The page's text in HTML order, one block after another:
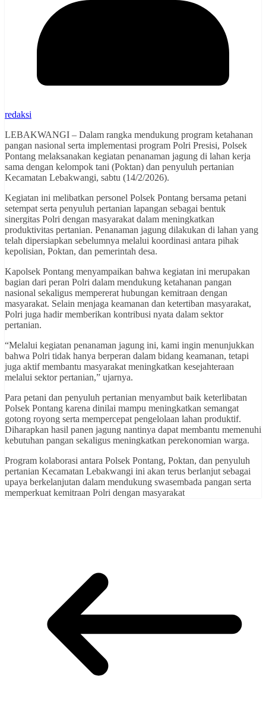
redaksi
LEBAKWANGI – Dalam rangka mendukung program ketahanan
pangan nasional serta implementasi program Polri Presisi, Polsek
Pontang melaksanakan kegiatan penanaman jagung di lahan kerja
sama dengan kelompok tani (Poktan) dan penyuluh pertanian
Kecamatan Lebakwangi, sabtu (14/2/2026).
Kegiatan ini melibatkan personel Polsek Pontang bersama petani
setempat serta penyuluh pertanian lapangan sebagai bentuk
sinergitas Polri dengan masyarakat dalam meningkatkan
produktivitas pertanian. Penanaman jagung dilakukan di lahan yang
telah dipersiapkan sebelumnya melalui koordinasi antara pihak
kepolisian, Poktan, dan pemerintah desa.
Kapolsek Pontang menyampaikan bahwa kegiatan ini merupakan
bagian dari peran Polri dalam mendukung ketahanan pangan
nasional sekaligus mempererat hubungan kemitraan dengan
masyarakat. Selain menjaga keamanan dan ketertiban masyarakat,
Polri juga hadir memberikan kontribusi nyata dalam sektor
pertanian.
“Melalui kegiatan penanaman jagung ini, kami ingin menunjukkan
bahwa Polri tidak hanya berperan dalam bidang keamanan, tetapi
juga aktif membantu masyarakat meningkatkan kesejahteraan
melalui sektor pertanian,” ujarnya.
Para petani dan penyuluh pertanian menyambut baik keterlibatan
Polsek Pontang karena dinilai mampu meningkatkan semangat
gotong royong serta mempercepat pengelolaan lahan produktif.
Diharapkan hasil panen jagung nantinya dapat membantu memenuhi
kebutuhan pangan sekaligus meningkatkan perekonomian warga.
Program kolaborasi antara Polsek Pontang, Poktan, dan penyuluh
pertanian Kecamatan Lebakwangi ini akan terus berlanjut sebagai
upaya berkelanjutan dalam mendukung swasembada pangan serta
memperkuat kemitraan Polri dengan masyarakat